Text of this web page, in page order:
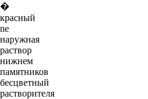
�
красный
ne
наружная
раствор
нижнем
памятников
бесцветный
растворителя